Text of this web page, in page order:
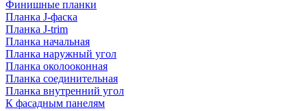
Финишные планки
Планка J-фаска
Планка J-trim
Планка начальная
Планка наружный угол
Планка околооконная
Планка соединительная
Планка внутренний угол
К фасадным панелям